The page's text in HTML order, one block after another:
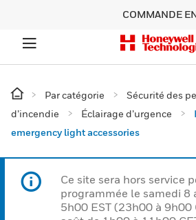
COMMANDE
Par catégorie
Sécurité des
d’incendie
Éclairage d’urgence
emergency light accessories
Ce site sera hors service
programmée le samedi 8
5h00 EST (23h00 à 9h00